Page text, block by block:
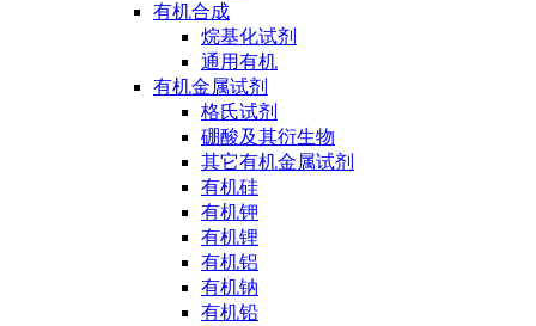
有机合成
烷基化试剂
通用有机
有机金属试剂
格氏试剂
硼酸及其衍生物
其它有机金属试剂
有机硅
有机钾
有机锂
有机铝
有机钠
有机铅